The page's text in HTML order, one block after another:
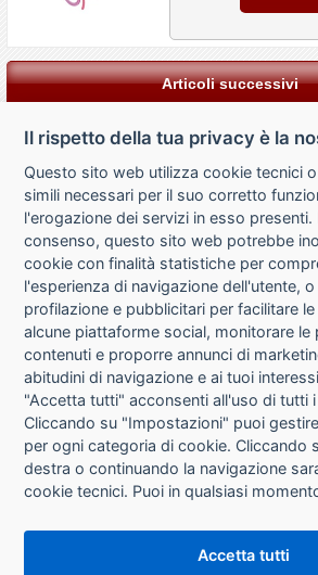
Articoli successivi
CHI SIAMO
CONTATTI
CONDIZIONI DI
RICHIESTA RECESSO
PRIVACY
Il rispetto della tua privacy è la
Questo sito web utilizza cookie tecnici
simili necessari per il suo corretto
l'erogazione dei servizi in esso presenti.
consenso, questo sito web potrebbe
cookie con finalità statistiche per
l'esperienza di navigazione dell'utente,
profilazione e pubblicitari per facilitare
alcune piattaforme social, monitorare le
contenuti e proporre annunci di
abitudini di navigazione e ai tuoi
"Accetta tutti" acconsenti all'uso di tutti
Cliccando su "Impostazioni" puoi
per ogni categoria di cookie. Cliccando
destra o continuando la navigazione
cookie tecnici. Puoi in qualsiasi
che si trova in fondo alle pagine del
informazioni consulta la nostra
Accetta tutti